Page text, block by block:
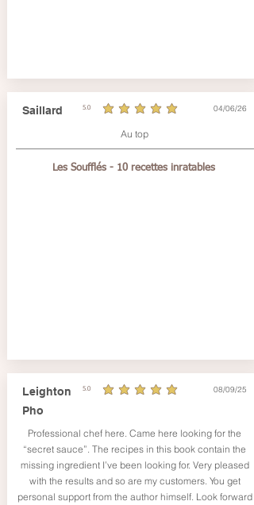
Saillard 5.0
average rating is 5 out of 5 04/06/26
Au top
Les Soufflés - 10 recettes inratables
Leighton
Pho
5.0
average rating is 5 out of 5 08/09/25
Professional chef here. Came here looking for the
“secret sauce”. The recipes in this book contain the
missing ingredient I’ve been looking for. Very pleased
with the results and so are my customers. You get
personal support from the author himself. Look forward